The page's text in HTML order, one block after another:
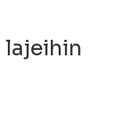
lajeihin